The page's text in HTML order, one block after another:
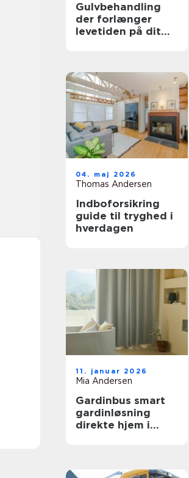
Gulvbehandling
der forlænger
levetiden på dit
04. maj 2026
Thomas Andersen
Indboforsikring
guide til tryghed i
hverdagen
11. januar 2026
Mia Andersen
Gardinbus smart
gardinløsning
direkte hjem i